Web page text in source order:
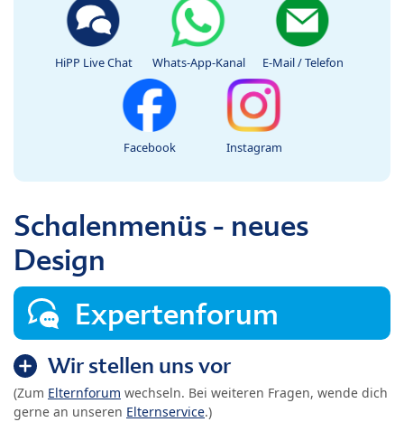
HiPP Live Chat Whats-App-Kanal E-Mail / Telefon
Facebook Instagram
Schalenmenüs - neues
Design
Expertenforum
Wir stellen uns vor
(Zum Elternforum wechseln. Bei weiteren Fragen, wende dich
gerne an unseren Elternservice.)